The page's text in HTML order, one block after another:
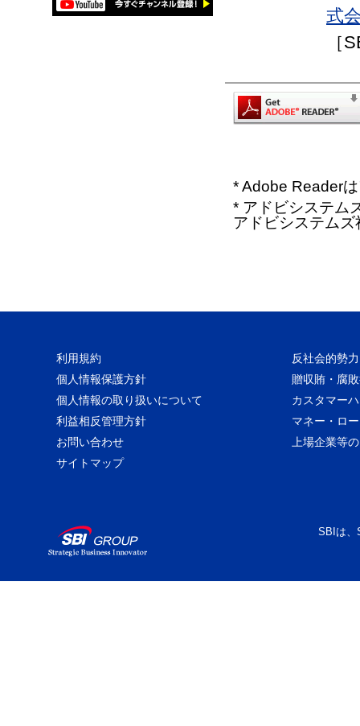
式
［
* Adobe Reader
* アドビシステム
アドビシステム
利用規約
反社会的勢
個人情報保護方針
贈収賄・腐
個人情報の取り扱いについて
カスタマー
利益相反管理方針
マネー・ロ
お問い合わせ
上場企業等
サイトマップ
SBIは、